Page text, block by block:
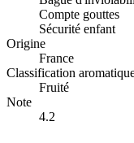
Compte gouttes
Sécurité enfant
Origine
France
Classification
Fruité
Note
4.2